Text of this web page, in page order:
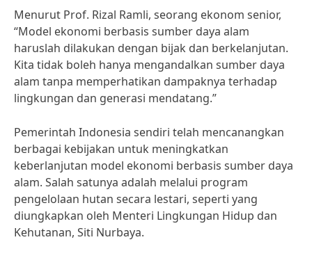
Menurut Prof. Rizal Ramli, seorang ekonom senior,
“Model ekonomi berbasis sumber daya alam
haruslah dilakukan dengan bijak dan berkelanjutan.
Kita tidak boleh hanya mengandalkan sumber daya
alam tanpa memperhatikan dampaknya terhadap
lingkungan dan generasi mendatang.”
Pemerintah Indonesia sendiri telah mencanangkan
berbagai kebijakan untuk meningkatkan
keberlanjutan model ekonomi berbasis sumber daya
alam. Salah satunya adalah melalui program
pengelolaan hutan secara lestari, seperti yang
diungkapkan oleh Menteri Lingkungan Hidup dan
Kehutanan, Siti Nurbaya.